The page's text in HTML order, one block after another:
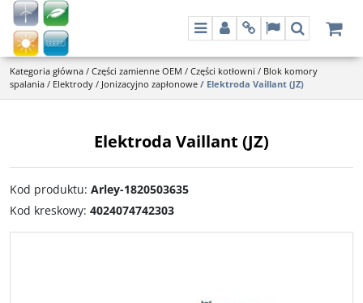
MenuPanelInfoLangSzukaj
Kategoria główna / Części zamienne OEM / Części kotłowni / Blok komory
spalania / Elektrody / Jonizacyjno zapłonowe / Elektroda Vaillant (JZ)
Elektroda Vaillant (JZ)
Kod produktu: Arley-1820503635
Kod kreskowy: 4024074742303